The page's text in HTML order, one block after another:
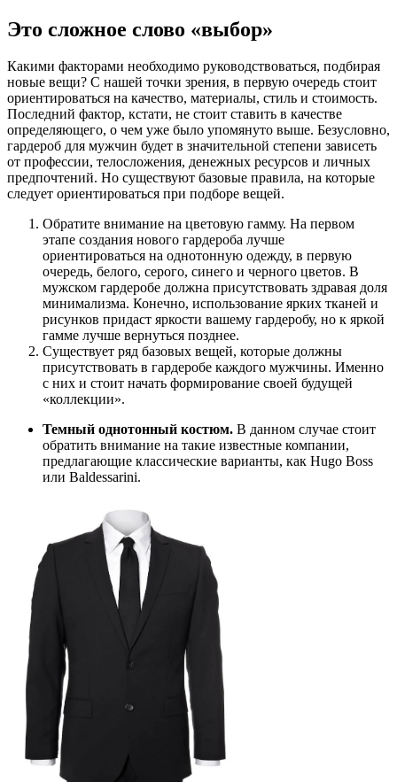
Это сложное слово «выбор»
Какими факторами необходимо руководствоваться, подбирая
новые вещи? С нашей точки зрения, в первую очередь стоит
ориентироваться на качество, материалы, стиль и стоимость.
Последний фактор, кстати, не стоит ставить в качестве
определяющего, о чем уже было упомянуто выше. Безусловно,
гардероб для мужчин будет в значительной степени зависеть
от профессии, телосложения, денежных ресурсов и личных
предпочтений. Но существуют базовые правила, на которые
следует ориентироваться при подборе вещей.
Обратите внимание на цветовую гамму. На первом
этапе создания нового гардероба лучше
ориентироваться на однотонную одежду, в первую
очередь, белого, серого, синего и черного цветов. В
мужском гардеробе должна присутствовать здравая доля
минимализма. Конечно, использование ярких тканей и
рисунков придаст яркости вашему гардеробу, но к яркой
гамме лучше вернуться позднее.
Существует ряд базовых вещей, которые должны
присутствовать в гардеробе каждого мужчины. Именно
с них и стоит начать формирование своей будущей
«коллекции».
Темный однотонный костюм. В данном случае стоит
обратить внимание на такие известные компании,
предлагающие классические варианты, как Hugo Boss
или Baldessarini.